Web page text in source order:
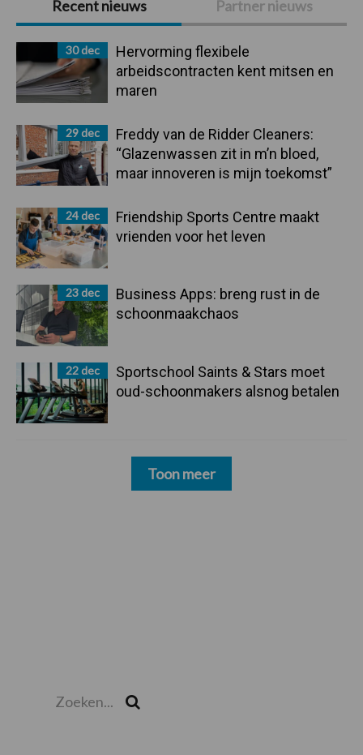
Sidebar
Recent nieuws Partner nieuws
30 dec
Hervorming flexibele
arbeidscontracten kent mitsen en
maren
29 dec
Freddy van de Ridder Cleaners:
“Glazenwassen zit in m’n bloed,
maar innoveren is mijn toekomst”
24 dec
Friendship Sports Centre maakt
vrienden voor het leven
23 dec
Business Apps: breng rust in de
schoonmaakchaos
22 dec
Sportschool Saints & Stars moet
oud-schoonmakers alsnog betalen
Toon meer